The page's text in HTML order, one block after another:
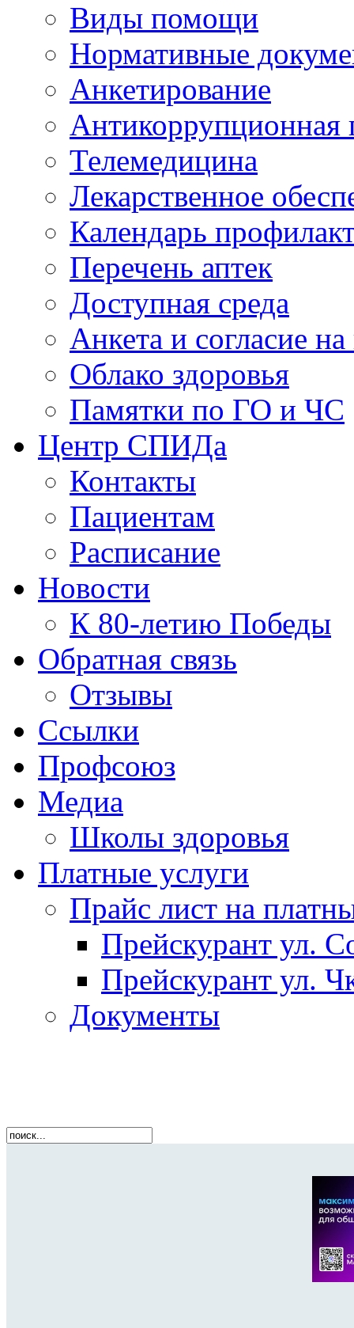
Виды помощи
Нормативные
Анкетирование
Антикоррупционная
Телемедицина
Лекарственное
Календарь
Перечень аптек
Доступная среда
Анкета и согласие
Облако здоровья
Памятки по ГО и ЧС
Центр СПИДа
Контакты
Пациентам
Расписание
Новости
К 80-летию Победы
Обратная связь
Отзывы
Ссылки
Профсоюз
Медиа
Школы здоровья
Платные услуги
Прайс лист на
Прейскурант ул.
Прейскурант ул.
Документы